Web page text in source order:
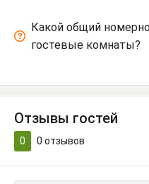
Какой общий
гостевые комнаты?
Отзывы гостей
0 0 отзывов